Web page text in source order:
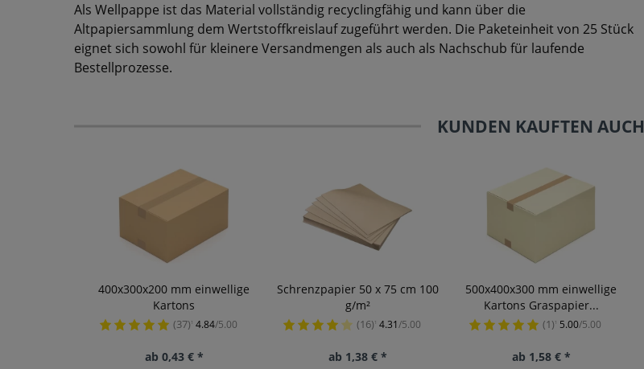
Als Wellpappe ist das Material vollständig recyclingfähig und kann über die
Altpapiersammlung dem Wertstoffkreislauf zugeführt werden. Die Paketeinheit von 25 Stück
eignet sich sowohl für kleinere Versandmengen als auch als Nachschub für laufende
Bestellprozesse.
KUNDEN KAUFTEN AUCH
400x300x200 mm einwellige
Kartons
(37)¹ 4.84/5.00
ab 0,43 € *
Schrenzpapier 50 x 75 cm 100
g/m²
(16)¹ 4.31/5.00
ab 1,38 € *
500x400x300 mm einwellige
Kartons Graspapier...
(1)¹ 5.00/5.00
ab 1,58 € *